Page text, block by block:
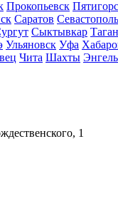
Прокопьевск
Саратов Севастополь
Сыктывкар
Ульяновск Уфа
Чита Шахты
1